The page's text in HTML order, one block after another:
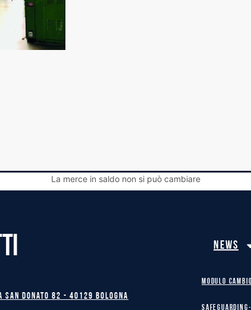
La merce in saldo non si può cambiare
Donato 82 - 40129 BOLOGNA
News
MODULO